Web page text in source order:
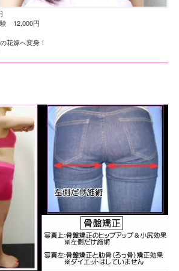
12,000円
花嫁へ変身！